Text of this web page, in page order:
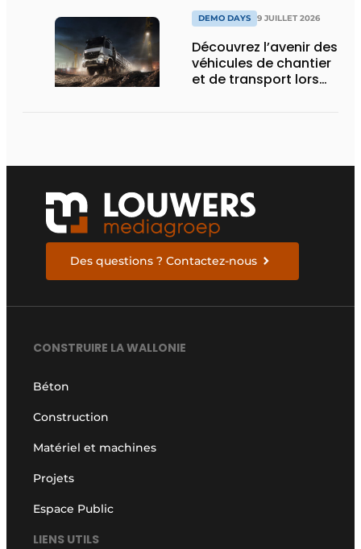
DEMO DAYS 9 JUILLET 2026
Découvrez l’avenir des
véhicules de chantier
et de transport lors
Des questions ? Contactez-nous
CONSTRUIRE LA WALLONIE
Béton
Construction
Matériel et machines
Projets
Espace Public
LIENS UTILS